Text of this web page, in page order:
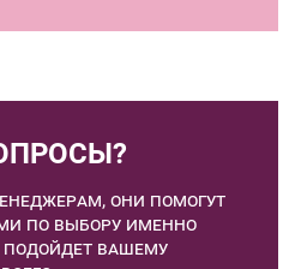
они помогут
по выбору именно
подойдет вашему